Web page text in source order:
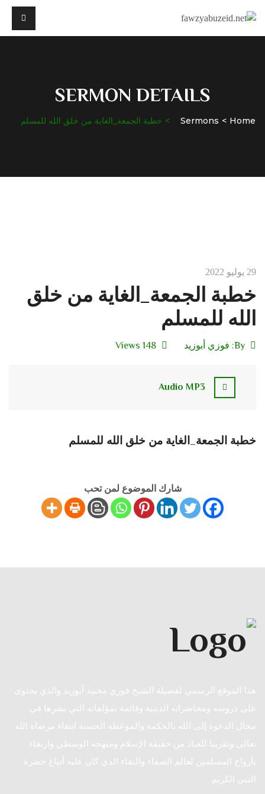
SERMON DETAILS
Home
Sermons خطبة الجمعة_الغاية من خلق الله للمسلم
29 يوليو 2022
خطبة الجمعة_الغاية من خلق
الله للمسلم
By: فوزي أبوزيد 148 Views
Audio MP3
خطبة الجمعة_الغاية من خلق الله للمسلم
شارك الموضوع لمن تحب
هذا الموقع الرسمي لفضيلة الشيخ فوزي محمد أبوزيد والذي يحتوى
على دروسه ومحاضراته الدينية وقائمة بمؤلفاته التي نشرها في
مجال الدعوة إلى الله بالحكمة والموعظة الحسنة ابتغاء مرضاة الله
تعالى وتقريبا للعباد من حقيقة الإسلام ومنهجه الوسطي وارتقاء
بأرواح المسلمين لعالم الصفاء والنقاء الذي كان عليه أتباع حضرة
النبي الكريم.